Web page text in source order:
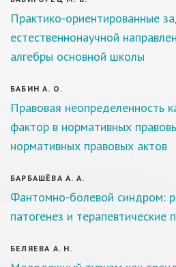
Практико-ориентированные
естественнонаучной
алгебры основной школы
БАБИН А. О.
Правовая неопределенность
фактор в нормативных
нормативных правовых актов
БАРБАШЁВА А. А.
Фантомно-болевой синдром:
патогенез и терапевтические
БЕЛЯЕВА А. Н.